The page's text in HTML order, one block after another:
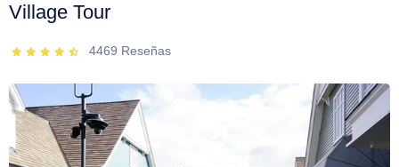
Village Tour
4469 Reseñas